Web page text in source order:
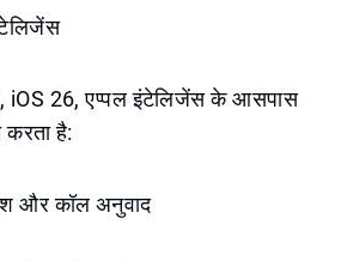
iOS 26, एप्पल इंटेलिजेंस के आसपास
है:
और कॉल अनुवाद